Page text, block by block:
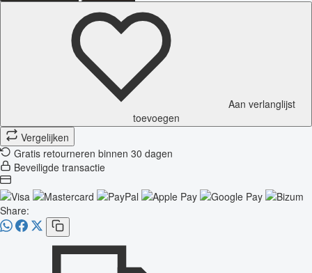
Aan verlanglijst
toevoegen
Vergelijken
Gratis retourneren binnen 30 dagen
Beveiligde transactie
Share: